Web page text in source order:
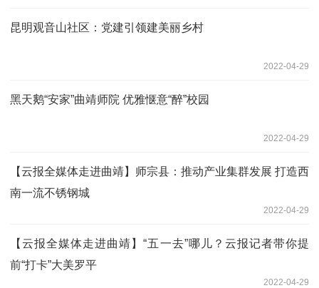
昆明观音山社区：党建引领建美丽乡村
2022-04-29
黑天鹅“安家”曲靖师院 优雅惬意“醉”校园
2022-04-29
【云报全媒体走进曲靖】师宗县：推动产业集群发展 打造西
南一流不锈钢城
2022-04-29
【云报全媒体走进曲靖】“五一去”哪儿？云报记者带你提
前“打卡”大美罗平
2022-04-29